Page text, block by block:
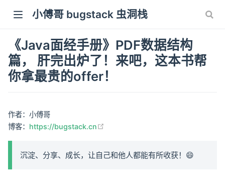
小傅哥 bugstack 虫洞栈
《Java面经手册》PDF数据结构
篇， 肝完出炉了！来吧，这本书帮
你拿最贵的offer！
作者：小傅哥
博客： https://bugstack.cn
沉淀、分享、成长，让自己和他人都能有所收获！😄